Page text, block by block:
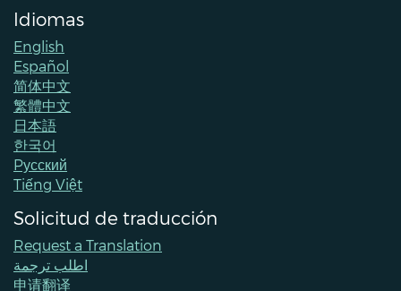
Idiomas
English
Español
简体中文
繁體中文
日本語
한국어
Pусский
Tiếng Việt
Solicitud de traducción
Request a Translation
اطلب ترجمة
申请翻译